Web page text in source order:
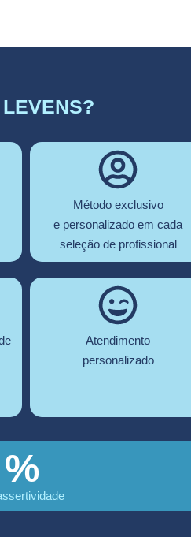
Método exclusivo
e personalizado em cada
seleção de profissional
Atendimento
personalizado
%